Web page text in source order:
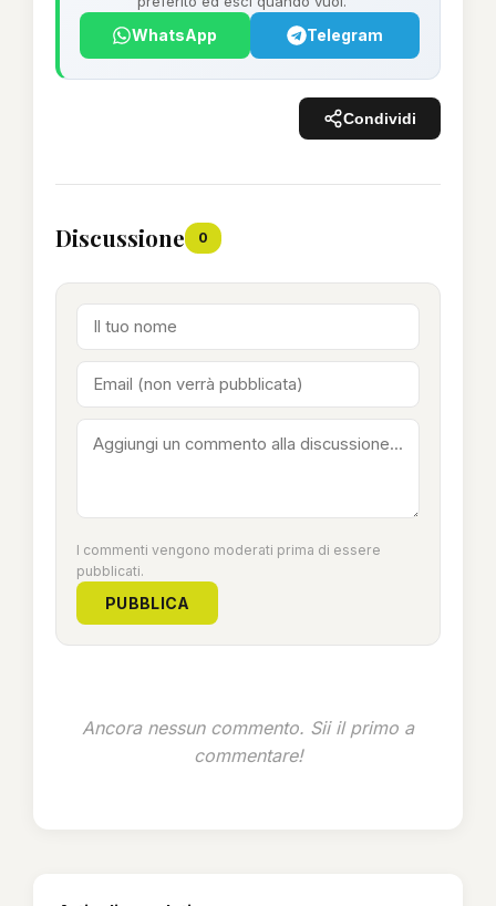
WhatsApp Telegram
Condividi
Discussione 0
I commenti vengono moderati prima di essere
pubblicati.
PUBBLICA
Ancora nessun commento. Sii il primo a
commentare!